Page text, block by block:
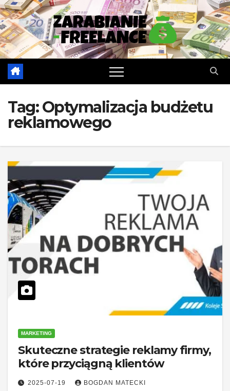
Skip
to
content
Tag:Optymalizacja budżetu
reklamowego
MARKETING
Skuteczne strategie reklamy firmy,
które przyciągną klientów
2025-07-19 BOGDAN MATECKI